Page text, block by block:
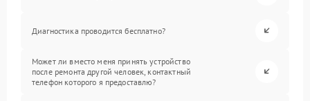
Диагностика проводится бесплатно?
Может ли вместо меня принять устройство
после ремонта другой человек, контактный
телефон которого я предоставлю?